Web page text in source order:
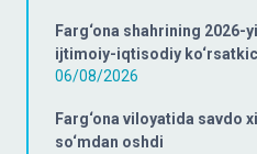
Farg‘ona shahrining
ijtimoiy-iqtisodiy
06/08/2026
Farg‘ona viloyatida savdo
so‘mdan oshdi